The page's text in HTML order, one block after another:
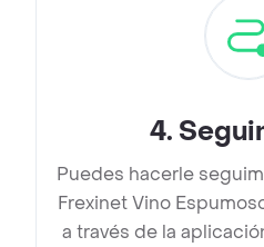
4.
Puedes hacerle
Frexinet Vino
a través de la